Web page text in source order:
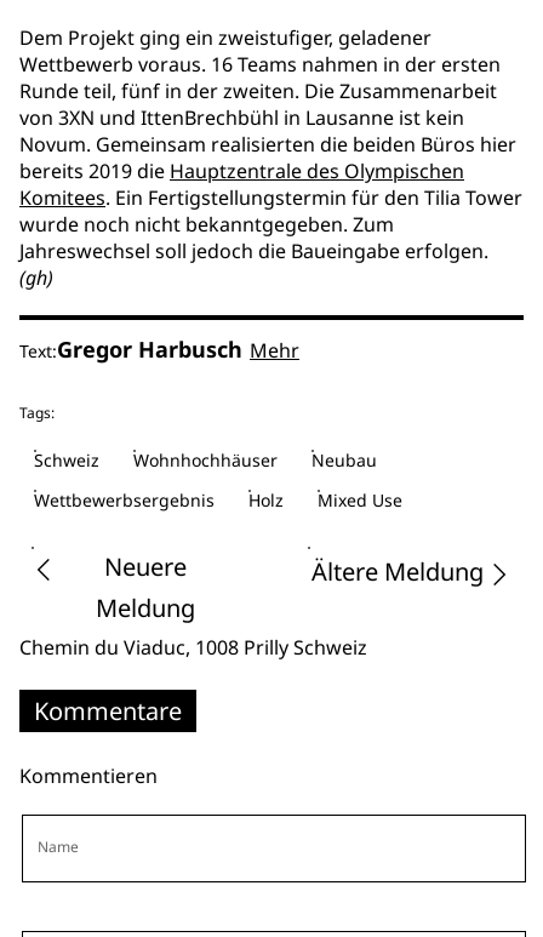
Dem Projekt ging ein zweistufiger, geladener
Wettbewerb voraus. 16 Teams nahmen in der ersten
Runde teil, fünf in der zweiten. Die Zusammenarbeit
von 3XN und IttenBrechbühl in Lausanne ist kein
Novum. Gemeinsam realisierten die beiden Büros hier
bereits 2019 die Hauptzentrale des Olympischen
Komitees. Ein Fertigstellungstermin für den Tilia Tower
wurde noch nicht bekanntgegeben. Zum
Jahreswechsel soll jedoch die Baueingabe erfolgen.
(gh)
Text:Gregor Harbusch Mehr
Tags:
Schweiz Wohnhochhäuser
Neubau
Wettbewerbsergebnis
Holz Mixed Use
Neuere
Meldung
Ältere Meldung
Chemin du Viaduc, 1008 PrillySchweiz
Kommentare
Kommentieren
Name